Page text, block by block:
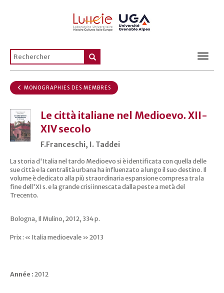
MONOGRAPHIES DES MEMBRES
Le città italiane nel Medioevo. XII-
XIV secolo
F.Franceschi, I. Taddei
La storia d'Italia nel tardo Medioevo si è identificata con quella delle
sue città e la centralità urbana ha influenzato a lungo il suo destino. Il
volume è dedicato alla più straordinaria espansione compresa tra la
fine dell'XI s. e la grande crisi innescata dalla peste a metà del
Trecento.
Bologna, Il Mulino, 2012, 334 p.
Prix : « Italia medioevale » 2013
Année : 2012